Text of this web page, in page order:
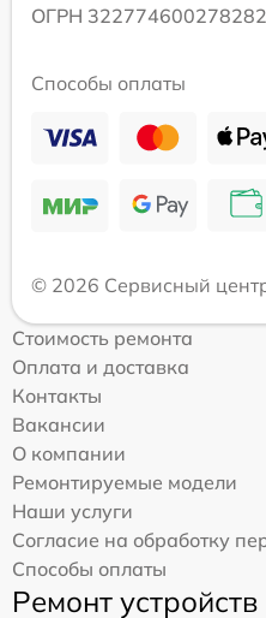
ОГРН 322774600278282
Способы оплаты
© 2026 Сервисный
Стоимость ремонта
Оплата и доставка
Контакты
Вакансии
О компании
Ремонтируемые модели
Наши услуги
Согласие на обработку
Способы оплаты
Ремонт устройств